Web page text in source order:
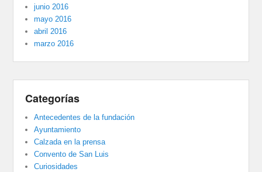
junio 2016
mayo 2016
abril 2016
marzo 2016
Categorías
Antecedentes de la fundación
Ayuntamiento
Calzada en la prensa
Convento de San Luis
Curiosidades